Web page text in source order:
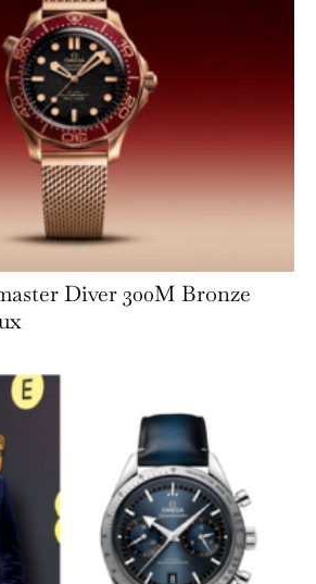
Diver 300M Bronze